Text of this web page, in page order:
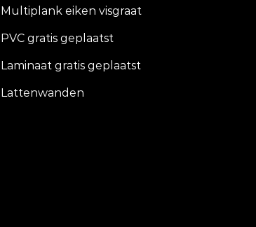
Multiplank eiken visgraat
PVC gratis geplaatst
Laminaat gratis geplaatst
Lattenwanden